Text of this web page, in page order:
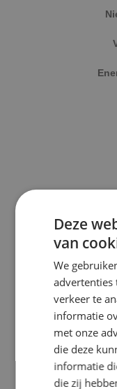
Deze
van
We
advertenties
verkeer te
informatie
met onze
die deze
informatie
die zij